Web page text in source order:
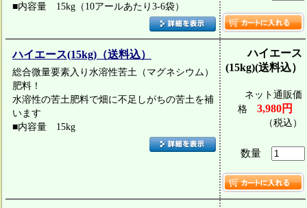
■内容量 15kg（10アールあたり3-6袋）
ハイエース(15kg)（送料込）
総合微量要素入り水溶性苦土（マグネシウム）
肥料！
水溶性の苦土肥料で畑に不足しがちの苦土を補
います
■内容量 15kg
ハイエース
(15kg)(送料込）
ネット通販価
格 3,980円
（税込）
数量